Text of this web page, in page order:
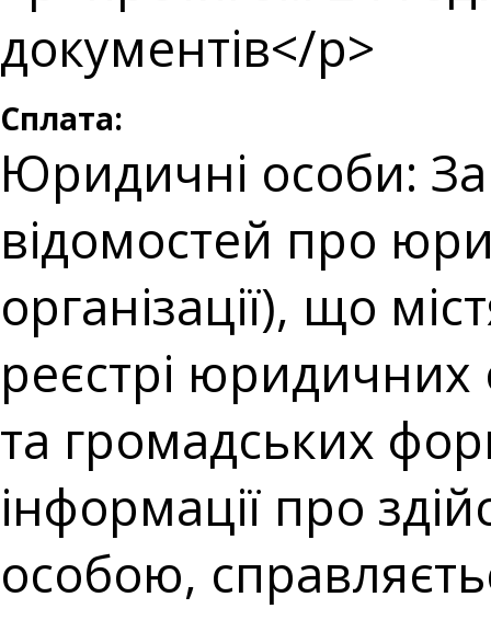
документів</p>
Сплата:
Юридичні особи:
відомостей про
організації), що
реєстрі юридичних
та громадських
інформації про
особою,